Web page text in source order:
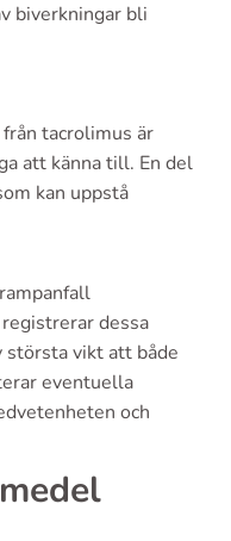
biverkningar bli
tacrolimus är
att känna till. En del
kan uppstå
dessa
största vikt att både
eventuella
och